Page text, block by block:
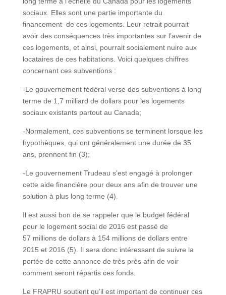
sociaux. Elles sont une partie importante du
financement de ces logements. Leur retrait pourrait
avoir des conséquences très importantes sur l’avenir de
ces logements, et ainsi, pourrait socialement nuire aux
locataires de ces habitations. Voici quelques chiffres
concernant ces subventions :
-Le gouvernement fédéral verse des subventions à long
terme de 1,7 milliard de dollars pour les logements
sociaux existants partout au Canada;
-Normalement, ces subventions se terminent lorsque les
hypothèques, qui ont généralement une durée de 35
ans, prennent fin (3);
-Le gouvernement Trudeau s’est engagé à prolonger
cette aide financière pour deux ans afin de trouver une
solution à plus long terme (4).
Il est aussi bon de se rappeler que le budget fédéral
pour le logement social de 2016 est passé de
57 millions de dollars à 154 millions de dollars entre
2015 et 2016 (5). Il sera donc intéressant de suivre la
portée de cette annonce de très près afin de voir
comment seront répartis ces fonds.
Le FRAPRU soutient qu’il est important de continuer ces